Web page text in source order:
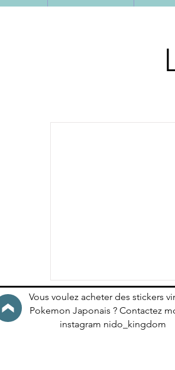
Vous voulez acheter des stickers
Pokemon Japonais ? Contactez
instagram nido_kingdom